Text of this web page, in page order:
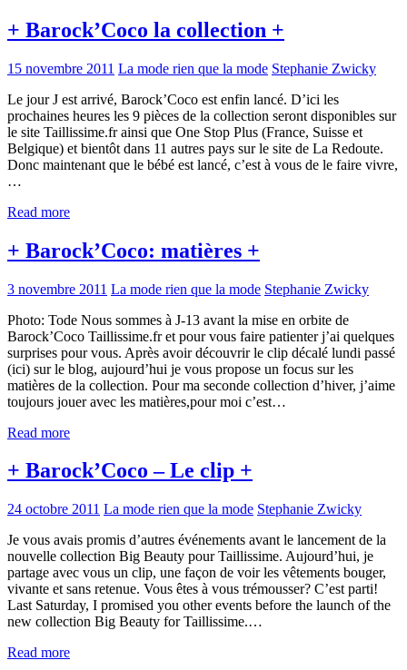
+ Barock’Coco la collection +
15 novembre 2011 La mode rien que la mode Stephanie Zwicky
Le jour J est arrivé, Barock’Coco est enfin lancé. D’ici les
prochaines heures les 9 pièces de la collection seront disponibles sur
le site Taillissime.fr ainsi que One Stop Plus (France, Suisse et
Belgique) et bientôt dans 11 autres pays sur le site de La Redoute.
Donc maintenant que le bébé est lancé, c’est à vous de le faire vivre,
…
Read more
+ Barock’Coco: matières +
3 novembre 2011 La mode rien que la mode Stephanie Zwicky
Photo: Tode Nous sommes à J-13 avant la mise en orbite de
Barock’Coco Taillissime.fr et pour vous faire patienter j’ai quelques
surprises pour vous. Après avoir découvrir le clip décalé lundi passé
(ici) sur le blog, aujourd’hui je vous propose un focus sur les
matières de la collection. Pour ma seconde collection d’hiver, j’aime
toujours jouer avec les matières,pour moi c’est…
Read more
+ Barock’Coco – Le clip +
24 octobre 2011 La mode rien que la mode Stephanie Zwicky
Je vous avais promis d’autres événements avant le lancement de la
nouvelle collection Big Beauty pour Taillissime. Aujourd’hui, je
partage avec vous un clip, une façon de voir les vêtements bouger,
vivante et sans retenue. Vous êtes à vous trémousser? C’est parti!
Last Saturday, I promised you other events before the launch of the
new collection Big Beauty for Taillissime.…
Read more